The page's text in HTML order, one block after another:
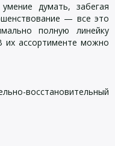
думать, забегая
— все это
полную линейку
их ассортименте можно
восстановительный